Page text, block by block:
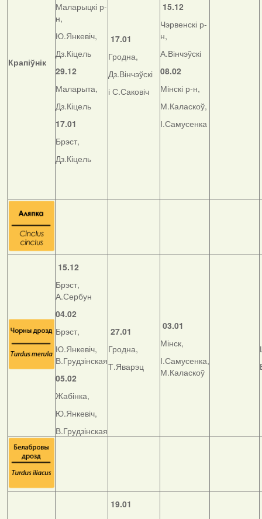
Крапіўнік
Маларыцкі р-
н,
Ю.Янкевіч,
Дз.Кіцель
29.12
Маларыта,
Дз.Кіцель
17.01
Брэст,
Дз.Кіцель
17.01
Гродна,
Дз.Вінчэўскі
і С.Саковіч
15.12
Чэрвенскі р-
н,
А.Вінчэўскі
08.02
Мінскі р-н,
М.Каласкоў,
І.Самусенка
15.12
Брэст,
А.Сербун
04.02
Брэст,
Ю.Янкевіч,
В.Грудзінская
05.02
Жабінка,
Ю.Янкевіч,
В.Грудзінская
27.01
Гродна,
Т.Яварэц
03.01
Мінск,
І.Самусенка,
М.Каласкоў
19.01